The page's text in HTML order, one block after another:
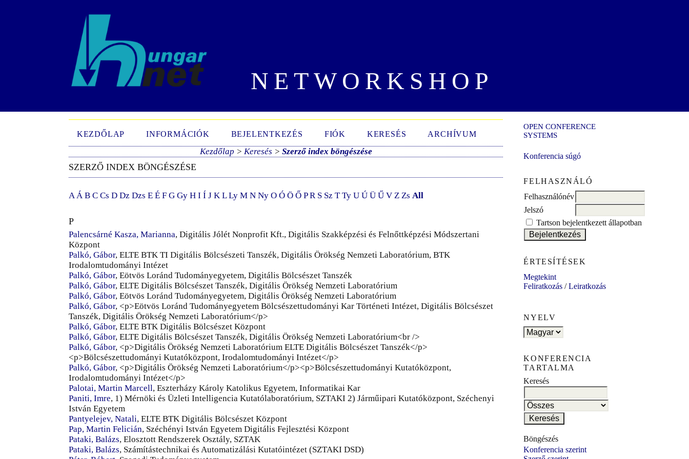
NETWORKSHOP
OPEN CONFERENCE
SYSTEMS
Konferencia súgó
FELHASZNÁLÓ
Felhasználónév
Jelszó
Tartson bejelentkezett állapotban
ÉRTESÍTÉSEK
Megtekint
Feliratkozás /Leiratkozás
NYELV
KONFERENCIA
TARTALMA
Keresés
Böngészés
Konferencia szerint
KEZDŐLAP INFORMÁCIÓK BEJELENTKEZÉS FIÓK KERESÉS ARCHÍVUM
Kezdőlap > Keresés > Szerző index böngészése
SZERZŐ INDEX BÖNGÉSZÉSE
A Á B C Cs D Dz Dzs E É F G Gy H I Í J K L Ly M N Ny O Ó Ö Ő P R S Sz T Ty U Ú Ü Ű V Z Zs All
P
Palencsárné Kasza, Marianna, Digitális Jólét Nonprofit Kft., Digitális Szakképzési és Felnőttképzési Módszertani
Központ
Palkó, Gábor, ELTE BTK TI Digitális Bölcsészeti Tanszék, Digitális Örökség Nemzeti Laboratórium, BTK
Irodalomtudományi Intézet
Palkó, Gábor, Eötvös Loránd Tudományegyetem, Digitális Bölcsészet Tanszék
Palkó, Gábor, ELTE Digitális Bölcsészet Tanszék, Digitális Örökség Nemzeti Laboratórium
Palkó, Gábor, Eötvös Loránd Tudományegyetem, Digitális Örökség Nemzeti Laboratórium
Palkó, Gábor, <p>Eötvös Loránd Tudományegyetem Bölcsészettudományi Kar Történeti Intézet, Digitális Bölcsészet
Tanszék, Digitális Örökség Nemzeti Laboratórium</p>
Palkó, Gábor, ELTE BTK Digitális Bölcsészet Központ
Palkó, Gábor, ELTE Digitális Bölcsészet Tanszék, Digitális Örökség Nemzeti Laboratórium<br />
Palkó, Gábor, <p>Digitális Örökség Nemzeti Laboratórium ELTE Digitális Bölcsészet Tanszék</p>
<p>Bölcsészettudományi Kutatóközpont, Irodalomtudományi Intézet</p>
Palkó, Gábor, <p>Digitális Örökség Nemzeti Laboratórium</p><p>Bölcsészettudományi Kutatóközpont,
Irodalomtudományi Intézet</p>
Palotai, Martin Marcell, Eszterházy Károly Katolikus Egyetem, Informatikai Kar
Paniti, Imre, 1) Mérnöki és Üzleti Intelligencia Kutatólaboratórium, SZTAKI 2) Járműipari Kutatóközpont, Széchenyi
István Egyetem
Pantyelejev, Natali, ELTE BTK Digitális Bölcsészet Központ
Pap, Martin Felicián, Széchényi István Egyetem Digitális Fejlesztési Központ
Pataki, Balázs, Elosztott Rendszerek Osztály, SZTAK
Pataki, Balázs, Számítástechnikai és Automatizálási Kutatóintézet (SZTAKI DSD)